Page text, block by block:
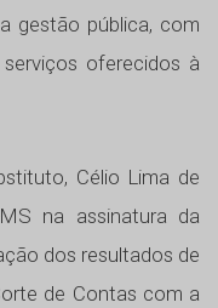
gestão pública, com
oferecidos à
Célio Lima de
na assinatura da
dos resultados de
de Contas com a